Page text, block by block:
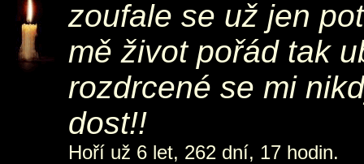
zoufale se už jen
mě život pořád tak
rozdrcené se mi
dost!!
Hoří už 6 let, 262 dní, 17 hodin.